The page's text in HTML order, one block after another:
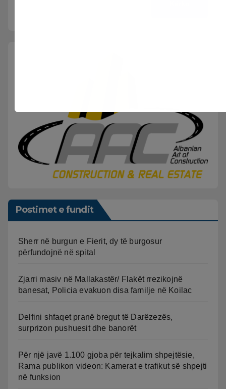
Postimet e fundit
Sherr në burgun e Fierit, dy të burgosur
përfundojnë në spital
Zjarri masiv në Mallakastër/ Flakët rrezikojnë
banesat, Policia evakuon disa familje në Koilac
Delfini shfaqet pranë bregut të Darëzezës,
surprizon pushuesit dhe banorët
Për një javë 1.100 gjoba për tejkalim shpejtësie,
Rama publikon videon: Kamerat e trafikut së shpejti
në funksion